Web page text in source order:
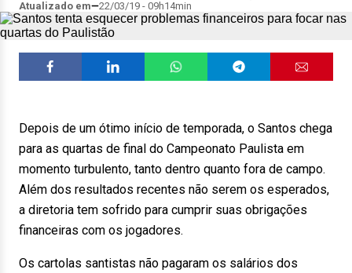
Atualizado em
22/03/19 - 09h14min
Depois de um ótimo início de temporada, o Santos chega
para as quartas de final do Campeonato Paulista em
momento turbulento, tanto dentro quanto fora de campo.
Além dos resultados recentes não serem os esperados,
a diretoria tem sofrido para cumprir suas obrigações
financeiras com os jogadores.
Os cartolas santistas não pagaram os salários dos